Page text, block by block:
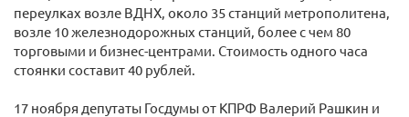
переулках возле ВДНХ, около 35 станций метрополитена,
возле 10 железнодорожных станций, более с чем 80
торговыми и бизнес-центрами. Стоимость одного часа
стоянки составит 40 рублей.
17 ноября депутаты Госдумы от КПРФ Валерий Рашкин и